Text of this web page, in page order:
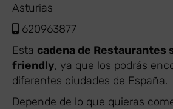
Asturias
620963877
Esta cadena de Restaurantes
friendly, ya que los podrás
diferentes ciudades de España.
Depende de lo que quieras